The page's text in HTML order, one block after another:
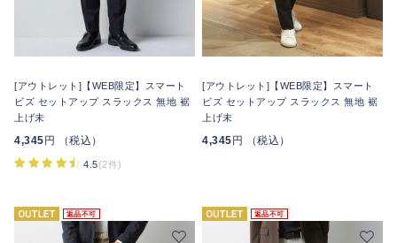
[アウトレット]【WEB限定】スマート
ビズ セットアップ スラックス 無地 裾
上げ未
4,345 円 （税込）
4.5(2件)
[アウトレット]【WEB限定】スマート
ビズ セットアップ スラックス 無地 裾
上げ未
4,345 円 （税込）
返品不可 返品不可